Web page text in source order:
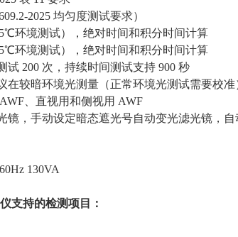
2025 均匀度测试要求）
环境测试），绝对时间和积分时间计算
环境测试），绝对时间和积分时间计算
200 次，持续时间测试支持 900 秒
较暗环境光测量（正常环境光测试需要校准
、直视用和侧视用 AWF
镜，手动设定暗态遮光号自动变光滤光镜，
130VA
支持的检测项目：